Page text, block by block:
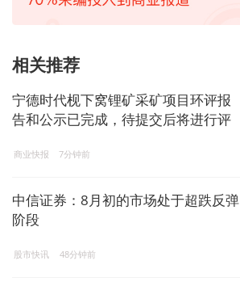
相关推荐
宁德时代枧下窝锂矿采矿项目环评报
告和公示已完成，待提交后将进行评
商业快报 7分钟前
中信证券：8月初的市场处于超跌反弹
阶段
股市快讯 48分钟前